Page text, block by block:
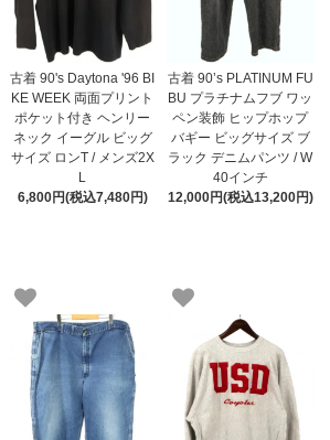
古着 90's Daytona '96 BI
KE WEEK 両面プリント
ポケット付き ヘンリー
ネック イーグル ビッグ
サイズ ロンT / メンズ2X
L
6,800円(税込7,480円)
古着 90’s PLATINUM FU
BU プラチナムフブ ワッ
ペン装飾 ヒップホップ
バギー ビッグサイズ ブ
ラック デニムパンツ / W
40インチ
12,000円(税込13,200円)